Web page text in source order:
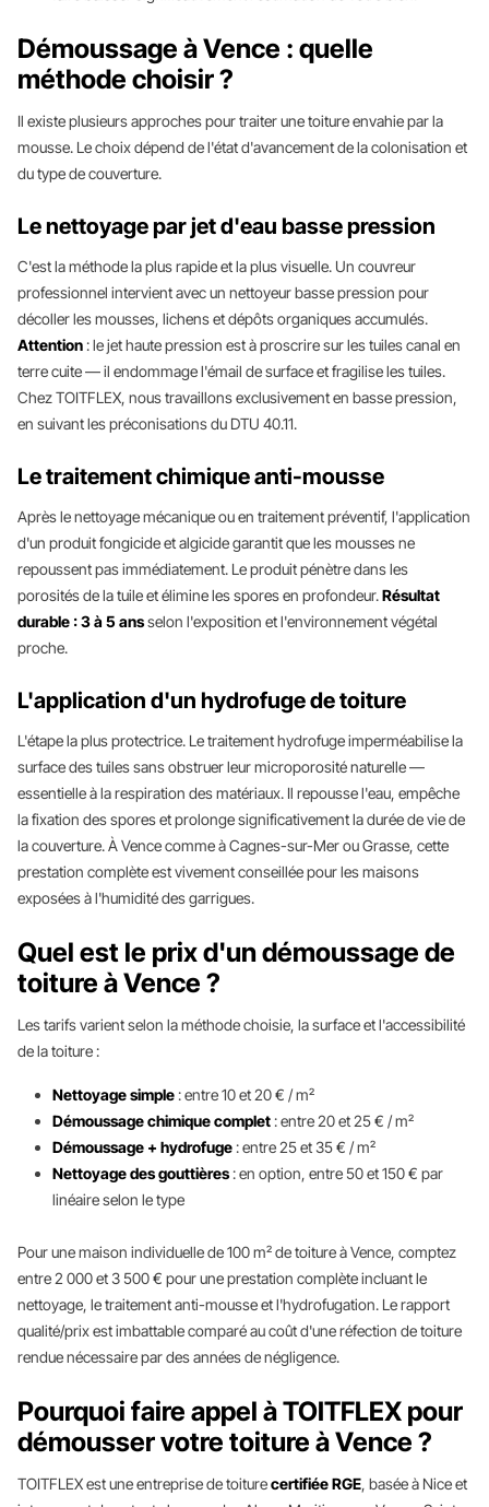
Démoussage à Vence : quelle
méthode choisir ?
Il existe plusieurs approches pour traiter une toiture envahie par la
mousse. Le choix dépend de l'état d'avancement de la colonisation et
du type de couverture.
Le nettoyage par jet d'eau basse pression
C'est la méthode la plus rapide et la plus visuelle. Un couvreur
professionnel intervient avec un nettoyeur basse pression pour
décoller les mousses, lichens et dépôts organiques accumulés.
Attention: le jet haute pression est à proscrire sur les tuiles canal en
terre cuite — il endommage l'émail de surface et fragilise les tuiles.
Chez TOITFLEX, nous travaillons exclusivement en basse pression,
en suivant les préconisations du DTU 40.11.
Le traitement chimique anti-mousse
Après le nettoyage mécanique ou en traitement préventif, l'application
d'un produit fongicide et algicide garantit que les mousses ne
repoussent pas immédiatement. Le produit pénètre dans les
porosités de la tuile et élimine les spores en profondeur.Résultat
durable : 3 à 5 ansselon l'exposition et l'environnement végétal
proche.
L'application d'un hydrofuge de toiture
L'étape la plus protectrice. Le traitement hydrofuge imperméabilise la
surface des tuiles sans obstruer leur microporosité naturelle —
essentielle à la respiration des matériaux. Il repousse l'eau, empêche
la fixation des spores et prolonge significativement la durée de vie de
la couverture. À Vence comme à Cagnes-sur-Mer ou Grasse, cette
prestation complète est vivement conseillée pour les maisons
exposées à l'humidité des garrigues.
Quel est le prix d'un démoussage de
toiture à Vence ?
Les tarifs varient selon la méthode choisie, la surface et l'accessibilité
de la toiture :
Nettoyage simple: entre 10 et 20 € / m²
Démoussage chimique complet: entre 20 et 25 € / m²
Démoussage + hydrofuge: entre 25 et 35 € / m²
Nettoyage des gouttières: en option, entre 50 et 150 € par
linéaire selon le type
Pour une maison individuelle de 100 m² de toiture à Vence, comptez
entre 2 000 et 3 500 € pour une prestation complète incluant le
nettoyage, le traitement anti-mousse et l'hydrofugation. Le rapport
qualité/prix est imbattable comparé au coût d'une réfection de toiture
rendue nécessaire par des années de négligence.
Pourquoi faire appel à TOITFLEX pour
démousser votre toiture à Vence ?
TOITFLEX est une entreprise de toiturecertifiée RGE, basée à Nice et